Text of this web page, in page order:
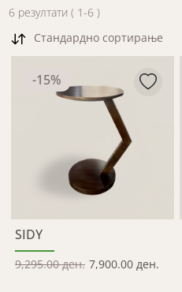
6 резултати ( 1-6)
Стандардно сортирање
-15%
SIDY
9,295.00 ден. 7,900.00 ден.